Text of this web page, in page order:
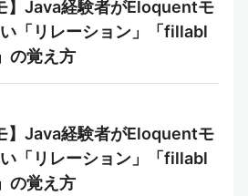
】Java経験者がEloquentモ
「リレーション」「fillabl
の覚え方
】Java経験者がEloquentモ
「リレーション」「fillabl
の覚え方